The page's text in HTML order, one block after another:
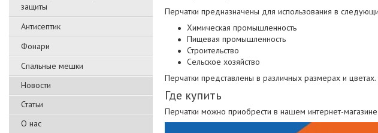
защиты
Антисептик
Фонари
Спальные мешки
Новости
Статьи
О нас
Перчатки предназначены для использования в
Химическая промышленность
Пищевая промышленность
Строительство
Сельское хозяйство
Перчатки представлены в различных размерах и цветах.
Где купить
Перчатки можно приобрести в нашем интернет-